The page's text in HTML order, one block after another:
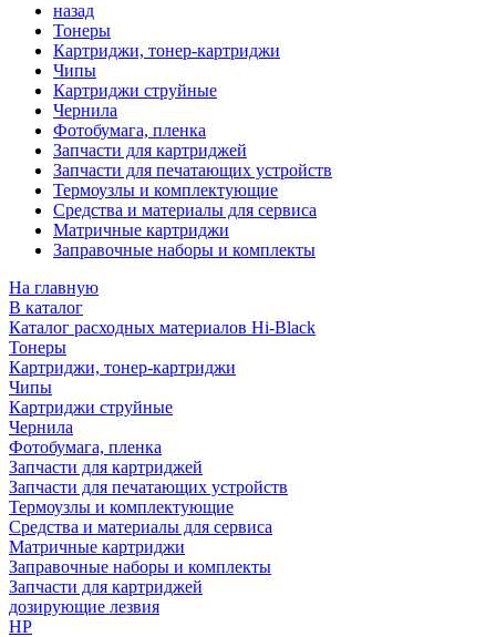
назад
Тонеры
Картриджи, тонер-картриджи
Чипы
Картриджи струйные
Чернила
Фотобумага, пленка
Запчасти для картриджей
Запчасти для печатающих устройств
Термоузлы и комплектующие
Средства и материалы для сервиса
Матричные картриджи
Заправочные наборы и комплекты
На главную
В каталог
Каталог расходных материалов Hi-Black
Тонеры
Картриджи, тонер-картриджи
Чипы
Картриджи струйные
Чернила
Фотобумага, пленка
Запчасти для картриджей
Запчасти для печатающих устройств
Термоузлы и комплектующие
Средства и материалы для сервиса
Матричные картриджи
Заправочные наборы и комплекты
Запчасти для картриджей
дозирующие лезвия
HP